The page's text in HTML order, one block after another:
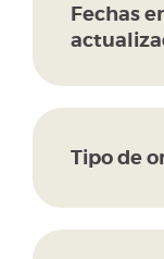
Fechas
Tipo de